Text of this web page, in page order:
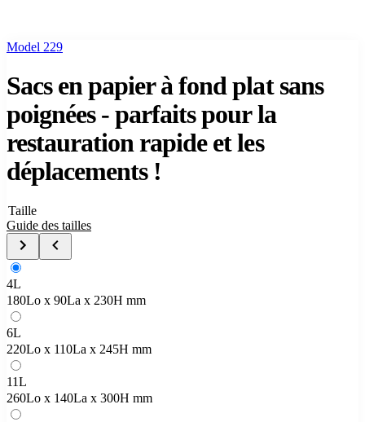
Model 229
Sacs en papier à fond plat sans
poignées - parfaits pour la
restauration rapide et les
déplacements !
Taille
Guide des tailles
4L
180Lo x 90La x 230H mm
6L
220Lo x 110La x 245H mm
11L
260Lo x 140La x 300H mm